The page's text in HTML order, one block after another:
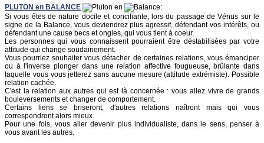
PLUTON en BALANCE en
:
Si vous êtes de nature docile et conciliante, lors du passage de Vénus sur le
signe de la Balance, vous deviendrez plus agressif, défendant vos intérêts, ou
défendant une cause becs et ongles, qui vous tient à coeur.
Les personnes qui vous connaissent pourraient être déstabilisées par votre
attitude qui change soudainement.
Vous pourriez souhaiter vous détacher de certaines relations, vous émanciper
ou à l'inverse plonger dans une relation affective fougueuse, brûlante dans
laquelle vous vous jetterez sans aucune mesure (attitude extrémiste). Possible
relation cachée.
C'est la relation aux autres qui est là concernée : vous allez vivre de grands
bouleversements et changer de comportement.
Certains liens se briseront, d'autres relations naîtront mais qui vous
correspondront alors mieux.
Pour une fois, vous aller devenir plus individualiste, dans le sens, penser à
vous avant les autres.